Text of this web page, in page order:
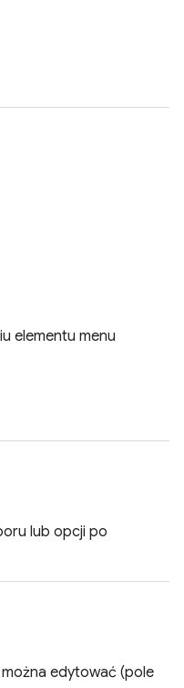
elementu menu
lub opcji po
edytować (pole